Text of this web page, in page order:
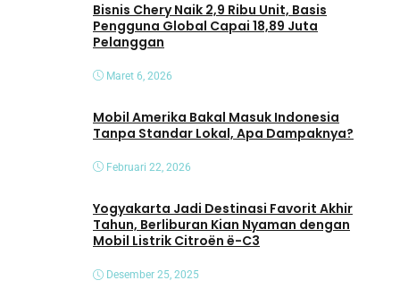
Bisnis Chery Naik 2,9 Ribu Unit, Basis
Pengguna Global Capai 18,89 Juta
Pelanggan
Maret 6, 2026
Mobil Amerika Bakal Masuk Indonesia
Tanpa Standar Lokal, Apa Dampaknya?
Februari 22, 2026
Yogyakarta Jadi Destinasi Favorit Akhir
Tahun, Berliburan Kian Nyaman dengan
Mobil Listrik Citroën ë-C3
Desember 25, 2025